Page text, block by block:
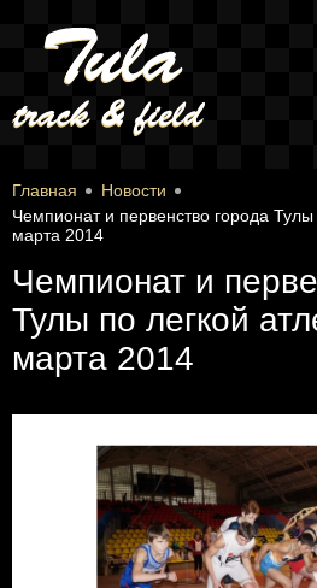
Главная
Новости
Чемпионат и первенство города Тулы
марта 2014
Чемпионат и
Тулы по легкой
марта 2014